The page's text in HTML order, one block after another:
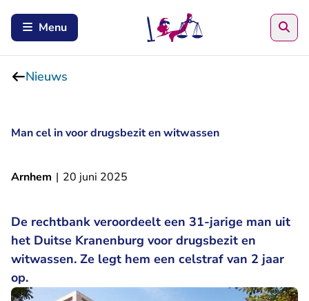
Menu
Nieuws
Man cel in voor drugsbezit en witwassen
Arnhem | 20 juni 2025
De rechtbank veroordeelt een 31-jarige man uit
het Duitse Kranenburg voor drugsbezit en
witwassen. Ze legt hem een celstraf van 2 jaar
op.